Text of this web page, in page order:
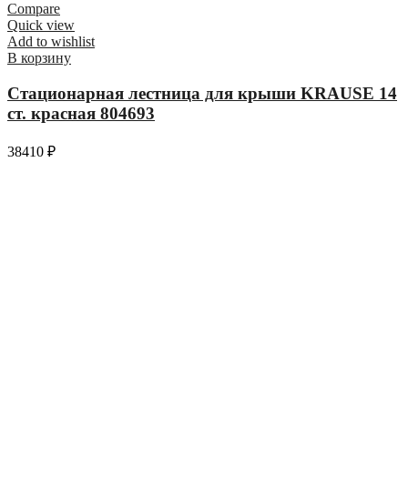
Compare
Quick view
Add to wishlist
В корзину
Стационарная лестница для крыши KRAUSE 14
ст. красная 804693
38410 ₽